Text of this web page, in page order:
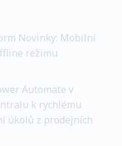
Novinky: Mobilní
režimu
Automate v
k rychlému
úkolů z prodejních